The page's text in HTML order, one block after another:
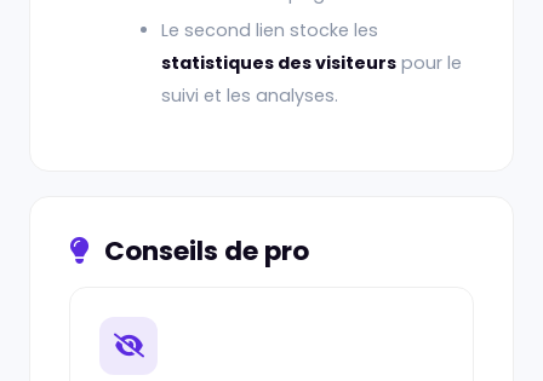
Le second lien stocke les
statistiques des visiteurs pour le
suivi et les analyses.
Conseils de pro